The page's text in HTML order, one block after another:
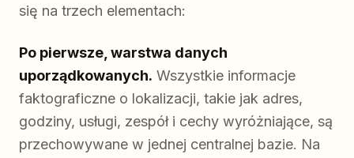
się na trzech elementach:
Po pierwsze, warstwa danych
uporządkowanych. Wszystkie informacje
faktograficzne o lokalizacji, takie jak adres,
godziny, usługi, zespół i cechy wyróżniające, są
przechowywane w jednej centralnej bazie. Na